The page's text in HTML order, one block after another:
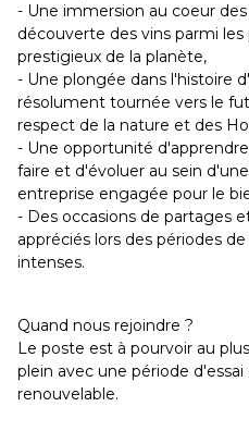
- Une immersion au coeur
découverte des vins parmi les
prestigieux de la planète,
- Une plongée dans l'histoire
résolument tournée vers le
respect de la nature et des
- Une opportunité
faire et d'évoluer au sein d'une
entreprise engagée pour le
- Des occasions de partages
appréciés lors des périodes de
intenses.
Quand nous rejoindre ?
Le poste est à pourvoir au
plein avec une période d'essai
renouvelable.